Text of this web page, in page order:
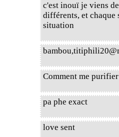
c'est inouï je viens
différents, et
situation
Comment me
pa phe exact
love sent